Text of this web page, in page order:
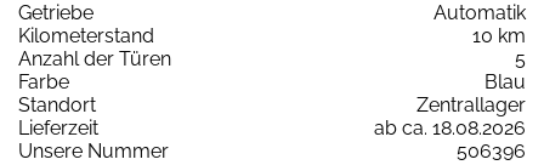
Getriebe
Automatik
Kilometerstand
10 km
Anzahl der Türen
5
Farbe
Blau
Standort
Zentrallager
Lieferzeit
ab ca. 18.08.2026
Unsere Nummer
506396